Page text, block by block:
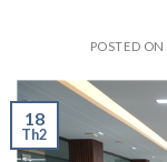
POSTED ON
18
Th2